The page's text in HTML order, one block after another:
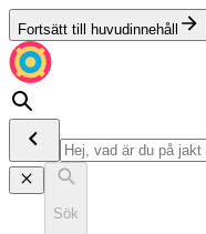
Fortsätt till huvudinnehåll
Sök